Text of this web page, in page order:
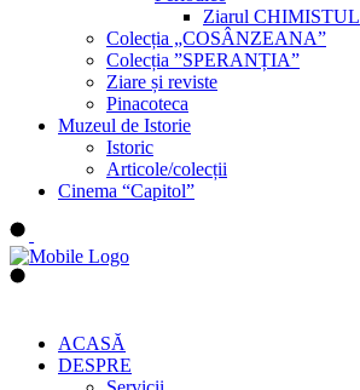
Ziarul CHIMISTUL
Colecția „COSÂNZEANA”
Colecția ”SPERANȚIA”
Ziare și reviste
Pinacoteca
Muzeul de Istorie
Istoric
Articole/colecții
Cinema “Capitol”
ACASĂ
DESPRE